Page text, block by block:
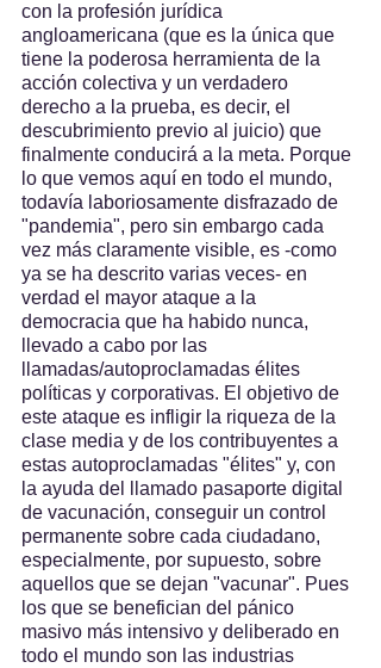
con la profesión jurídica
angloamericana (que es la única que
tiene la poderosa herramienta de la
acción colectiva y un verdadero
derecho a la prueba, es decir, el
descubrimiento previo al juicio) que
finalmente conducirá a la meta. Porque
lo que vemos aquí en todo el mundo,
todavía laboriosamente disfrazado de
"pandemia", pero sin embargo cada
vez más claramente visible, es -como
ya se ha descrito varias veces- en
verdad el mayor ataque a la
democracia que ha habido nunca,
llevado a cabo por las
llamadas/autoproclamadas élites
políticas y corporativas. El objetivo de
este ataque es infligir la riqueza de la
clase media y de los contribuyentes a
estas autoproclamadas "élites" y, con
la ayuda del llamado pasaporte digital
de vacunación, conseguir un control
permanente sobre cada ciudadano,
especialmente, por supuesto, sobre
aquellos que se dejan "vacunar". Pues
los que se benefician del pánico
masivo más intensivo y deliberado en
todo el mundo son las industrias